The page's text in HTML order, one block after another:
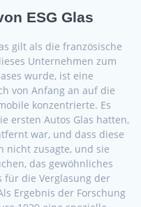
ESG Glas
gilt als die französische
Unternehmen zum
wurde, ist eine
von Anfang an auf die
konzentrierte. Es
ersten Autos Glas hatten,
war, und dass diese
nicht zusagte, und sie
das gewöhnliches
für die Verglasung der
Ergebnis der Forschung